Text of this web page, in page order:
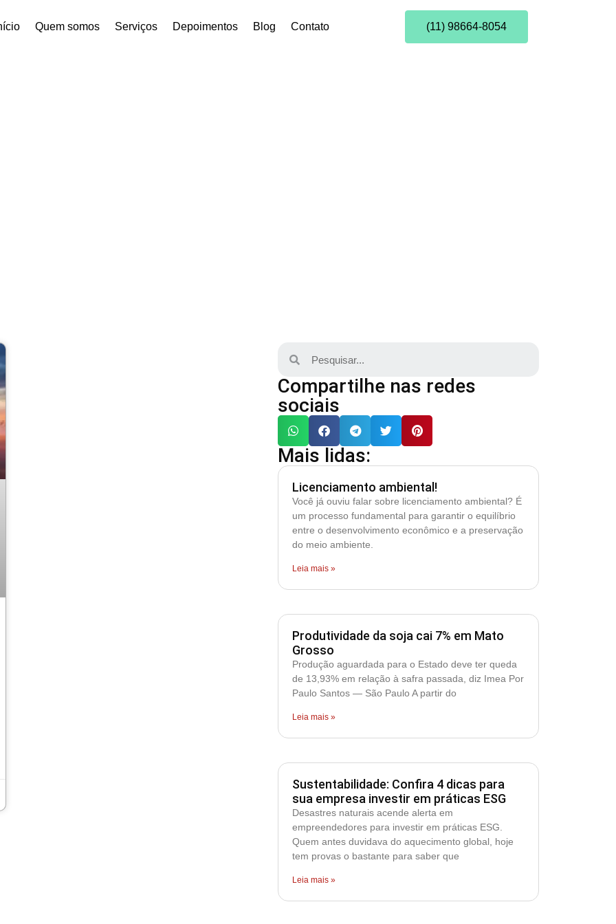
Quem somos Serviços Depoimentos Blog Contato (11) 98664-8054
Compartilhe nas redes
sociais
Mais lidas:
Licenciamento ambiental!
Você já ouviu falar sobre licenciamento ambiental? É
um processo fundamental para garantir o equilíbrio
entre o desenvolvimento econômico e a preservação
do meio ambiente.
Leia mais »
Produtividade da soja cai 7% em Mato
Grosso
Produção aguardada para o Estado deve ter queda
de 13,93% em relação à safra passada, diz Imea Por
Paulo Santos — São Paulo A partir do
Leia mais »
Sustentabilidade: Confira 4 dicas para
sua empresa investir em práticas ESG
Desastres naturais acende alerta em
empreendedores para investir em práticas ESG.
Quem antes duvidava do aquecimento global, hoje
tem provas o bastante para saber que
Leia mais »